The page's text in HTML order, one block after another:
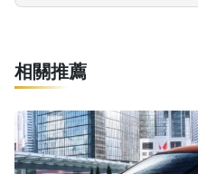
相關推薦